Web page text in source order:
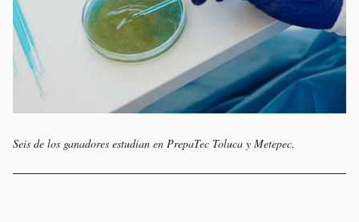
Seis de los ganadores estudian en PrepaTec Toluca y Metepec.